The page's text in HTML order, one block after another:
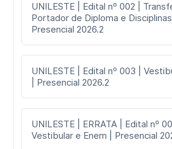
UNILESTE | Edital nº 002 |
Portador de Diploma e Disciplinas
Presencial 2026.2
UNILESTE | Edital nº 003 |
| Presencial 2026.2
UNILESTE | ERRATA | Edital nº
Vestibular e Enem | Presencial